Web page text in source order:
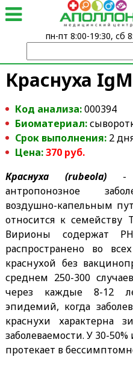
Краснуха
Код анализа:000394
Биоматериал:
Срок выполнения:2
Цена:370руб.
Краснуха (rubeola)-
антропонозное
воздушно-капельным
относится к семейству
Вирионы содержат
распространено во
краснухой без
среднем 250-300
через каждые 8-12
эпидемий, когда
краснухи характерна
заболеваемости. У 30-
протекает в
пн-пт 8:00-19:30, сб